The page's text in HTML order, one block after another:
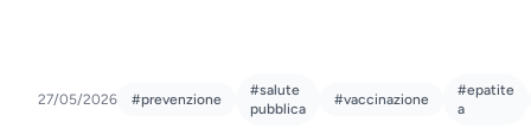
27/05/2026 #prevenzione
#salute
pubblica
#vaccinazione
#epatite
a